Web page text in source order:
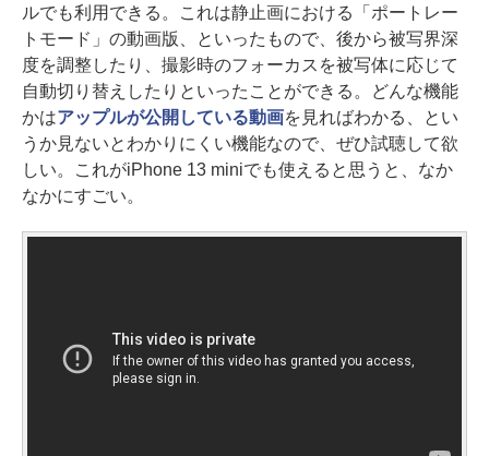
ルでも利用できる。これは静止画における「ポートレー
トモード」の動画版、といったもので、後から被写界深
度を調整したり、撮影時のフォーカスを被写体に応じて
自動切り替えしたりといったことができる。どんな機能
かはアップルが公開している動画を見ればわかる、とい
うか見ないとわかりにくい機能なので、ぜひ試聴して欲
しい。これがiPhone 13 miniでも使えると思うと、なか
なかにすごい。